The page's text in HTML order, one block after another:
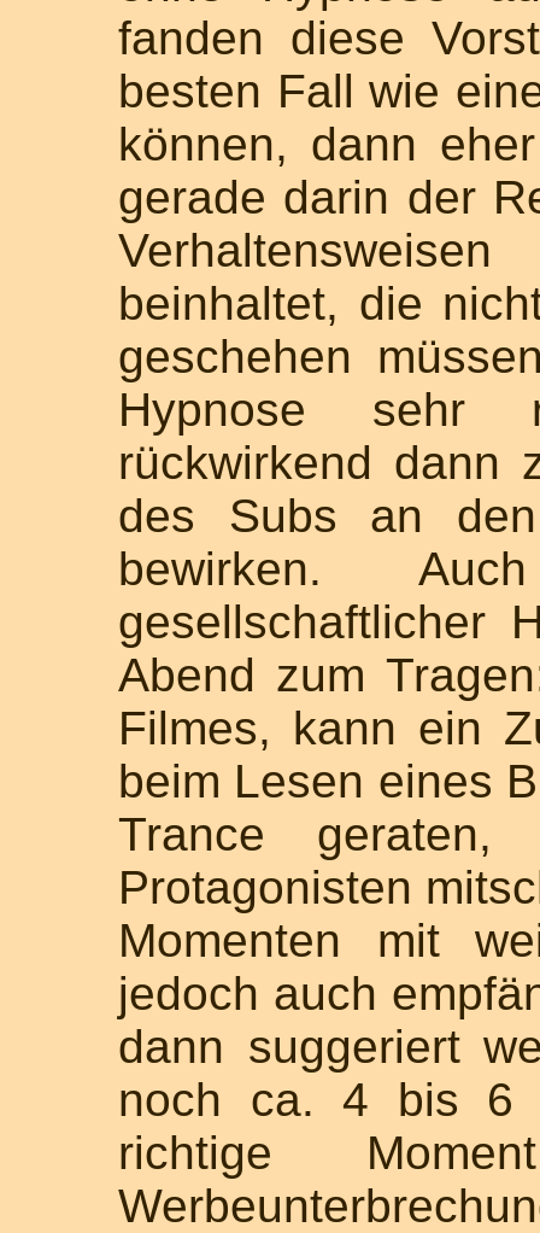
fanden diese
besten Fall wie
können, dann
gerade darin der
beinhaltet, die
geschehen
Hypnose
rückwirkend dann
des Subs an
bewirken.
gesellschaftlicher
Abend zum
Filmes, kann ein
beim Lesen eines
Trance
Protagonisten
Momenten mit
jedoch auch
dann suggeriert
noch ca. 4 bis 6
richtige